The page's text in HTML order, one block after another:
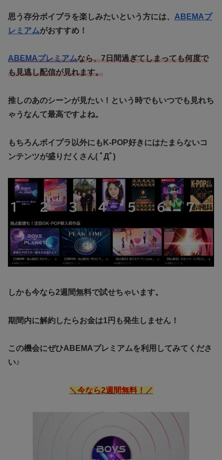
思う存分ボイプラを楽しみたいという方には、 ABEMAプ
レミアムがおすすめ！
ABEMAプレミアムなら、7日間過ぎてしまっても何度で
も見逃し配信が見れます。
推しのあのシーンが見たい！という時でもいつでも見れち
ゃうなんて最高ですよね。
もちろんボイプラ以外にもK-POP好きにはたまらないコ
ンテンツが盛りだくさん( ﾟДﾟ)
しかも今なら2週間無料で試せちゃいます。
期間内に解約したらお金は1円も発生しません！
この機会にぜひABEMAプレミアムを利用してみてくださ
い♪
＼今なら2週間無料！／